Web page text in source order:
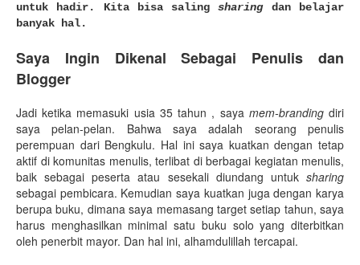
untuk hadir. Kita bisa salingsharingdan belajar
banyak hal.
Saya Ingin Dikenal Sebagai Penulis dan
Blogger
Jadi ketika memasuki usia 35 tahun , saya mem-brandingdiri
saya pelan-pelan. Bahwa saya adalah seorang penulis
perempuan dari Bengkulu. Hal ini saya kuatkan dengan tetap
aktif di komunitas menulis, terlibat di berbagai kegiatan menulis,
baik sebagai peserta atau sesekali diundang untuk sharing
sebagai pembicara. Kemudian saya kuatkan juga dengan karya
berupa buku, dimana saya memasang target setiap tahun, saya
harus menghasilkan minimal satu buku solo yang diterbitkan
oleh penerbit mayor. Dan hal ini, alhamdulillah tercapai.